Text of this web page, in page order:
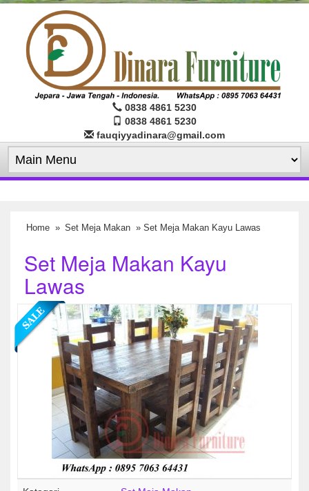
0838 4861 5230
0838 4861 5230
fauqiyyadinara@gmail.com
Home » Set Meja Makan » Set Meja Makan Kayu Lawas
Set Meja Makan Kayu
Lawas